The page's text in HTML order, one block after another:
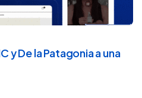
y De la Patagonia a una